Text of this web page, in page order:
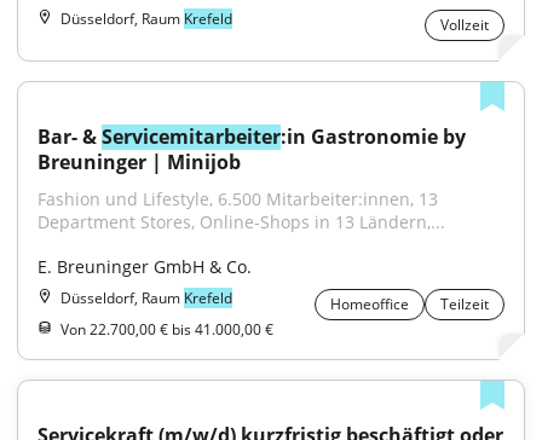
Düsseldorf, Raum Krefeld Vollzeit
Bar- & Servicemitarbeiter:in Gastronomie by
Breuninger | Minijob
Fashion und Lifestyle, 6.500 Mitarbeiter:innen, 13
Department Stores, Online-Shops in 13 Ländern,...
E. Breuninger GmbH & Co.
Düsseldorf, Raum Krefeld Homeoffice
Teilzeit
Von 22.700,00 € bis 41.000,00 €